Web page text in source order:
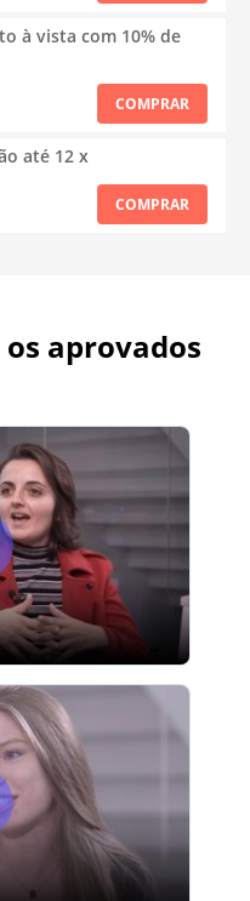
à vista com 10% de
COMPRAR
até 12 x
COMPRAR
aprovados